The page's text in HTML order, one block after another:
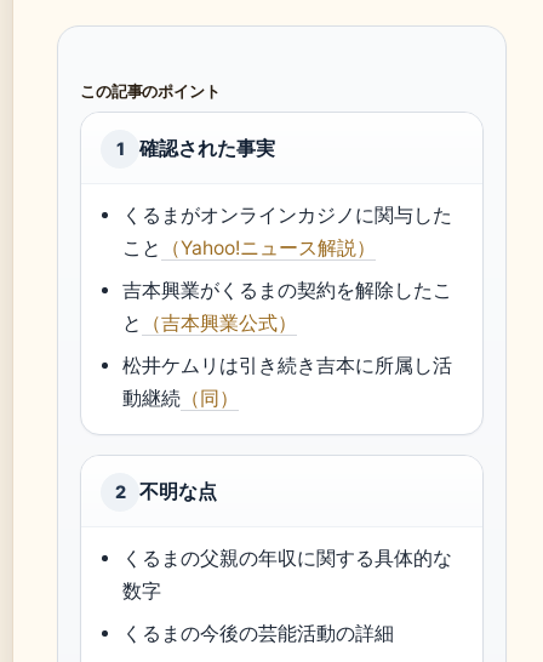
この記事のポイント
1 確認された事実
くるまがオンラインカジノに関与した
こと
（Yahoo!ニュース解説）
吉本興業がくるまの契約を解除したこ
と
（吉本興業公式）
松井ケムリは引き続き吉本に所属し活
動継続 （同）
2 不明な点
くるまの父親の年収に関する具体的な
数字
くるまの今後の芸能活動の詳細